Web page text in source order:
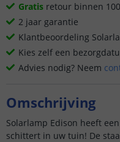
Gratis retour binnen
2 jaar garantie
Klantbeoordeling
Kies zelf een
Advies nodig? Neem
Omschrijving
Solarlamp Edison heeft
schittert in uw tuin! De